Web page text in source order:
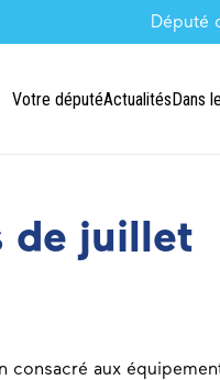
Député
Votre députéActualitésDans
de juillet
consacré aux